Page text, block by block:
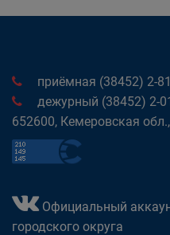
приёмная (38452) 2-
дежурный (38452) 2-
652600, Кемеровская
Официальный
городского округа